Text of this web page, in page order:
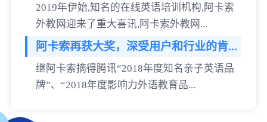
2019年伊始,知名的在线英语培训机构,阿卡索
外教网迎来了重大喜讯,阿卡索外教网...
阿卡索再获大奖，深受用户和行业的肯...
继阿卡索摘得腾讯“2018年度知名亲子英语品
牌”、“2018年度影响力外语教育品...